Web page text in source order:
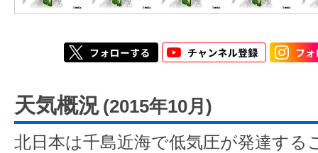
天気概況 (2015年10月)
北日本は千島近海で低気圧が発達する